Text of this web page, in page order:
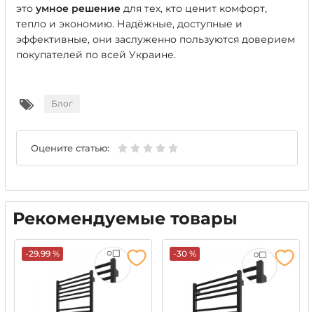
это умное решение для тех, кто ценит комфорт,
тепло и экономию. Надёжные, доступные и
эффективные, они заслуженно пользуются доверием
покупателей по всей Украине.
Блог
Оцените статью:
Рекомендуемые товары
-29.99 % -30 %